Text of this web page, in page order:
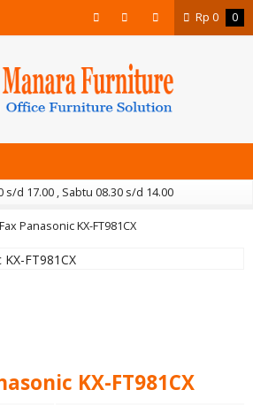
Rp 0 0
s/d 17.00 , Sabtu 08.30 s/d 14.00
Panasonic KX-FT981CX
KX-FT981CX